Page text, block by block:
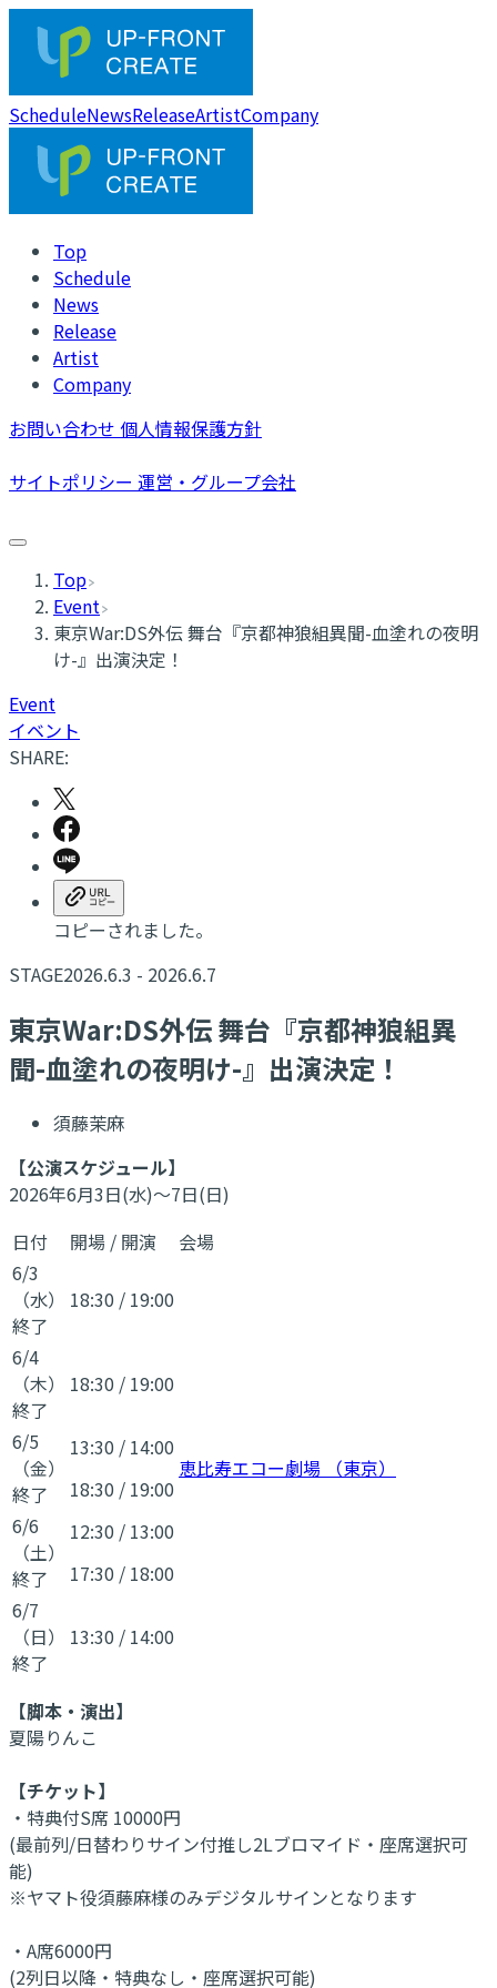
ScheduleNewsReleaseArtistCompany
Top
Schedule
News
Release
Artist
Company
お問い合わせ 個人情報保護方針
サイトポリシー 運営・グループ会社
Top
Event
​東京War:DS外伝 舞台『京都神狼組異聞-血塗れの夜明
け-』出演決定！
Event
イベント
SHARE:
コピーされました。
STAGE2026.6.3 - 2026.6.7
​東京War:DS外伝 舞台『京都神狼組異
聞-血塗れの夜明け-』出演決定！
須藤茉麻
【公演スケジュール】
2026年6月3日(水)～7日(日)
日付
開場 / 開演
会場
6/3
（水）
終了
18:30 / 19:00
恵比寿エコー劇場 （東京）
6/4
（木）
終了
18:30 / 19:00
6/5
（金）
終了
13:30 / 14:00
18:30 / 19:00
6/6
（土）
終了
12:30 / 13:00
17:30 / 18:00
6/7
（日）
終了
13:30 / 14:00
【脚本・演出】
夏陽りんこ
【チケット】
・特典付S席 10000円
(最前列/日替わりサイン付推し2Lブロマイド・座席選択可
能)
※ヤマト役須藤麻様のみデジタルサインとなります
・A席6000円
(2列日以降・特典なし・座席選択可能)